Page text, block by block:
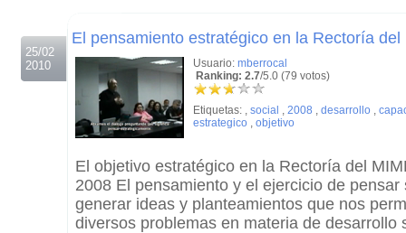
25/02
2010
El pensamiento estratégico en la Rectoría del
Usuario: mberrocal
Ranking: 2.7/5.0 (79 votos)
Etiquetas: , social , 2008 , desarrollo ,
estrategico , objetivo
El objetivo estratégico en la Rectoría del
2008 El pensamiento y el ejercicio de
generar ideas y planteamientos que nos
diversos problemas en materia de desarrollo